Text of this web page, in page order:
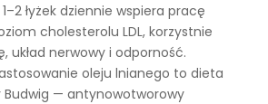
łyżek dziennie wspiera pracę
cholesterolu LDL, korzystnie
układ nerwowy i odporność.
oleju lnianego to dieta
— antynowotworowy